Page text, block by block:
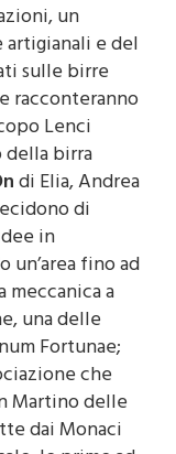
un
e del
sulle birre
racconteranno
Lenci
birra
di Elia, Andrea
di
in
fino ad
meccanica a
una delle
Fortunae;
che
Martino delle
dai Monaci